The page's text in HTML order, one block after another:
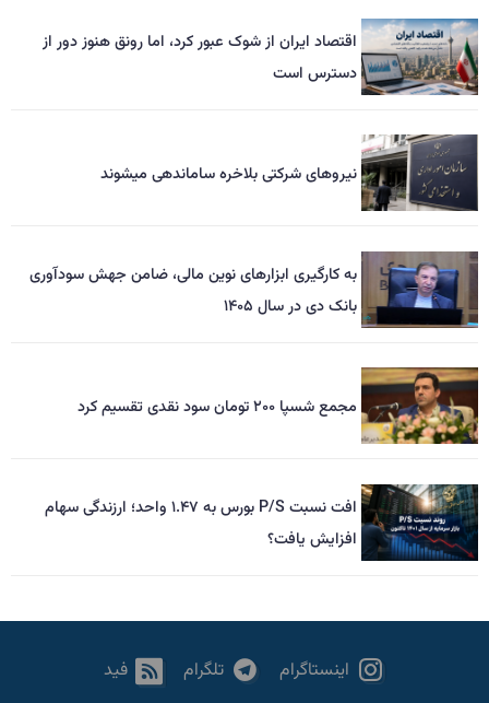
اقتصاد ایران از شوک عبور کرد، اما رونق هنوز دور از
دسترس است
نیروهای شرکتی بلاخره ساماندهی میشوند
به کارگیری ابزارهای نوین مالی، ضامن جهش سودآوری
بانک دی در سال ۱۴۰۵
مجمع شسپا ۲۰۰ تومان سود نقدی تقسیم کرد
افت نسبت P/S بورس به ۱.۴۷ واحد؛ ارزندگی سهام
افزایش یافت؟
اینستاگرام تلگرام فید